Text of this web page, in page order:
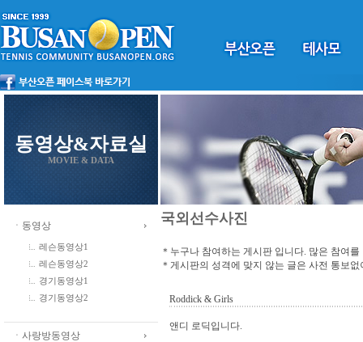
동영상&자료실
MOVIE & DATA
ㆍ동영상
레슨동영상1
레슨동영상2
경기동영상1
경기동영상2
ㆍ사랑방동영상
국외선수사진
＊누구나 참여하는 게시판 입니다. 많은 참여를
＊게시판의 성격에 맞지 않는 글은 사전 통보
Roddick & Girls
앤디 로딕입니다.